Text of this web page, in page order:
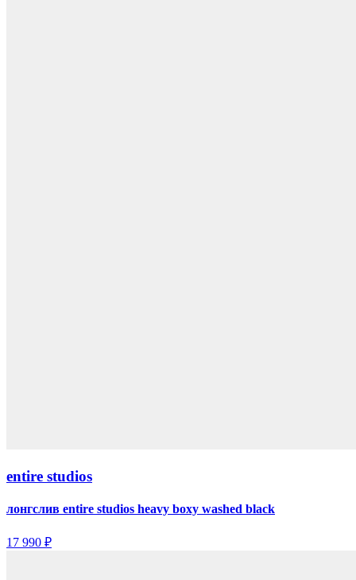
entire studios
лонгслив entire studios heavy boxy washed black
17 990 ₽